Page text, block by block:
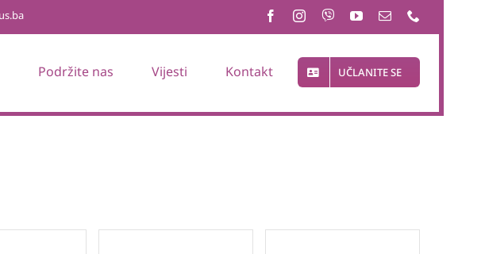
Podržite nas Vijesti Kontakt UČLANITE SE